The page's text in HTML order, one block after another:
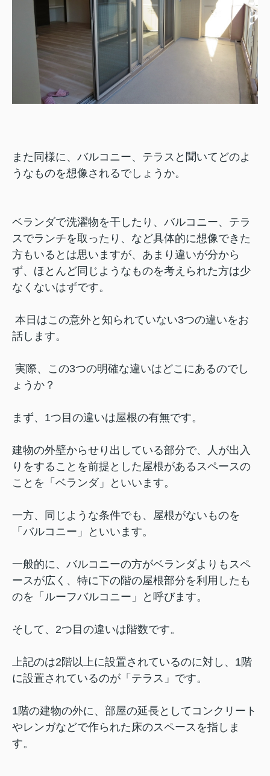
また同様に、バルコニー、テラスと聞いてどのよ
うなものを想像されるでしょうか。
ベランダで洗濯物を干したり、バルコニー、テラ
スでランチを取ったり、など具体的に想像できた
方もいるとは思いますが、あまり違いが分から
ず、ほとんど同じようなものを考えられた方は少
なくないはずです。
本日はこの意外と知られていない3つの違いをお
話します。
実際、この3つの明確な違いはどこにあるのでし
ょうか？
まず、1つ目の違いは屋根の有無です。
建物の外壁からせり出している部分で、人が出入
りをすることを前提とした屋根があるスペースの
ことを「ベランダ」といいます。
一方、同じような条件でも、屋根がないものを
「バルコニー」といいます。
一般的に、バルコニーの方がベランダよりもスペ
ースが広く、特に下の階の屋根部分を利用したも
のを「ルーフバルコニー」と呼びます。
そして、2つ目の違いは階数です。
上記のは2階以上に設置されているのに対し、1階
に設置されているのが「テラス」です。
1階の建物の外に、部屋の延長としてコンクリート
やレンガなどで作られた床のスペースを指しま
す。